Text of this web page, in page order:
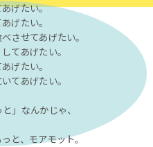
げたい。
げたい。
させてあげたい。
てあげたい。
げたい。
てあげたい。
」なんかじゃ、
と、モアモット。